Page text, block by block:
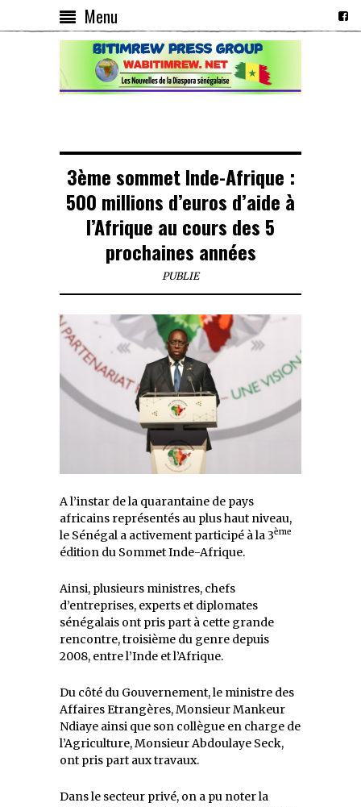
Menu
3ème sommet Inde-Afrique :
500 millions d’euros d’aide à
l’Afrique au cours des 5
prochaines années
PUBLIE
A l’instar de la quarantaine de pays
africains représentés au plus haut niveau,
le Sénégal a activement participé à la 3ème
édition du Sommet Inde-Afrique.
Ainsi, plusieurs ministres, chefs
d’entreprises, experts et diplomates
sénégalais ont pris part à cette grande
rencontre, troisième du genre depuis
2008, entre l’Inde et l’Afrique.
Du côté du Gouvernement, le ministre des
Affaires Etrangères, Monsieur Mankeur
Ndiaye ainsi que son collègue en charge de
l’Agriculture, Monsieur Abdoulaye Seck,
ont pris part aux travaux.
Dans le secteur privé, on a pu noter la